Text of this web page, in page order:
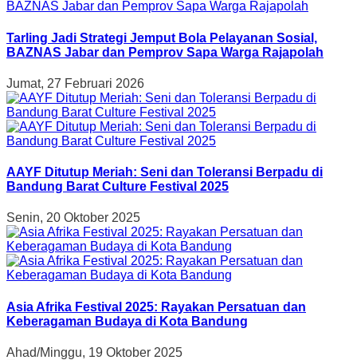
Tarling Jadi Strategi Jemput Bola Pelayanan Sosial,
BAZNAS Jabar dan Pemprov Sapa Warga Rajapolah
Jumat, 27 Februari 2026
AAYF Ditutup Meriah: Seni dan Toleransi Berpadu di
Bandung Barat Culture Festival 2025
Senin, 20 Oktober 2025
Asia Afrika Festival 2025: Rayakan Persatuan dan
Keberagaman Budaya di Kota Bandung
Ahad/Minggu, 19 Oktober 2025